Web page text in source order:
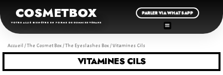
COSMETBOX
VOTRE ALLIÉ BIEN-ÊTRE EN FORME DE GUMMIES VÉGANS
PARLER VIA WHATSAPP
Accueil /The Cosmet Box/The Eyeslashes Box/ Vitamines Cils
VITAMINES CILS